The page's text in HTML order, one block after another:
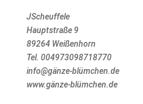
JScheuffele
Hauptstraße 9
89264 Weißenhorn
Tel. 004973098718770
info@gänze-blümchen.de
www.gänze-blümchen.de